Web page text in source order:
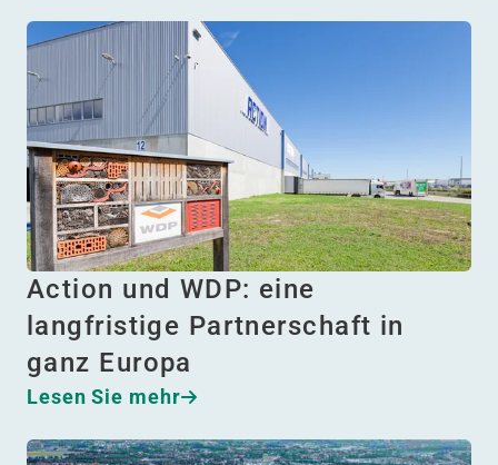
Action und WDP: eine
langfristige Partnerschaft in
ganz Europa
Lesen Sie mehr